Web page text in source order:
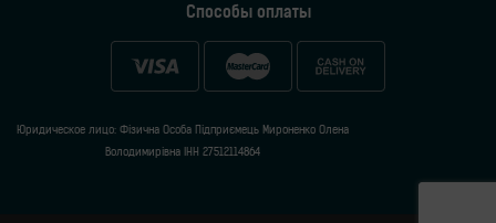
Способы оплаты
Юридическое лицо: Фізична Особа Підприємець Мироненко Олена
Володимирівна ІНН 27512114864